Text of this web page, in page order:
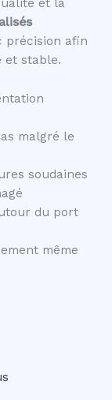
et la
précision afin
et stable.
malgré le
soudaines
du port
même